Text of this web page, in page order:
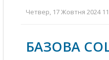
Четвер, 17 Жовтня 2024
БАЗОВА